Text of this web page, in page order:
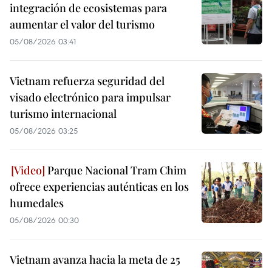
integración de ecosistemas para
aumentar el valor del turismo
05/08/2026 03:41
Vietnam refuerza seguridad del
visado electrónico para impulsar
turismo internacional
05/08/2026 03:25
Parque Nacional Tram Chim
ofrece experiencias auténticas en los
humedales
05/08/2026 00:30
Vietnam avanza hacia la meta de 25